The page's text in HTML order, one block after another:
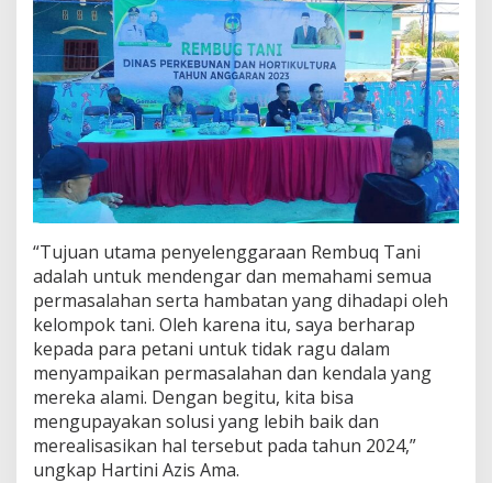
s
d
a
n
K
e
u
t
u
h
n
p
a
d
a
R
e
m
b
u
“Tujuan utama penyelenggaraan Rembuq Tani
adalah untuk mendengar dan memahami semua
permasalahan serta hambatan yang dihadapi oleh
kelompok tani. Oleh karena itu, saya berharap
kepada para petani untuk tidak ragu dalam
menyampaikan permasalahan dan kendala yang
mereka alami. Dengan begitu, kita bisa
mengupayakan solusi yang lebih baik dan
merealisasikan hal tersebut pada tahun 2024,”
ungkap Hartini Azis Ama.